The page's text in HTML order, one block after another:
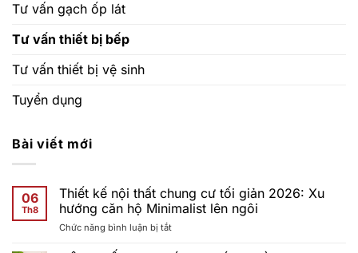
Tư vấn gạch ốp lát
Tư vấn thiết bị bếp
Tư vấn thiết bị vệ sinh
Tuyển dụng
Bài viết mới
06
Th8
Thiết kế nội thất chung cư tối giản 2026: Xu
hướng căn hộ Minimalist lên ngôi
Chức năng bình luận bị tắtở